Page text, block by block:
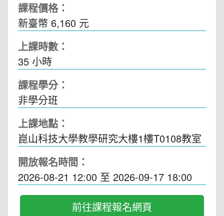
課程價格：
新臺幣 6,160 元
上課時數：
35 小時
課程學分：
非學分班
上課地點：
崑山科技大學教學研究大樓1樓T0108教室
開放報名時間：
2026-08-21 12:00 至 2026-09-17 18:00
前往課程報名網頁